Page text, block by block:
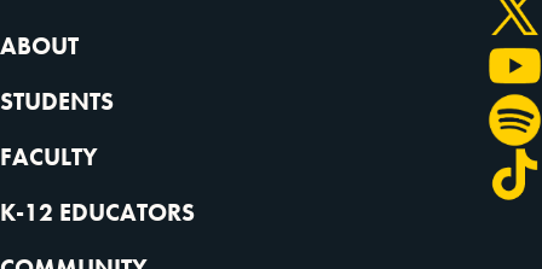
ABOUT
STUDENTS
FACULTY
K-12 EDUCATORS